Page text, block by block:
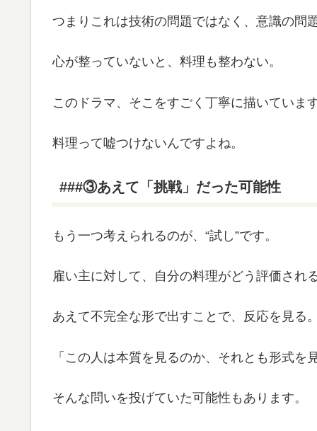
つまりこれは技術の問題ではなく、意識の問題
心が整っていないと、料理も整わない。
このドラマ、そこをすごく丁寧に描いています
料理って嘘つけないんですよね。
###③あえて「挑戦」だった可能性
もう一つ考えられるのが、“試し”です。
雇い主に対して、自分の料理がどう評価される
あえて不完全な形で出すことで、反応を見る。
「この人は本質を見るのか、それとも形式を
そんな問いを投げていた可能性もあります。